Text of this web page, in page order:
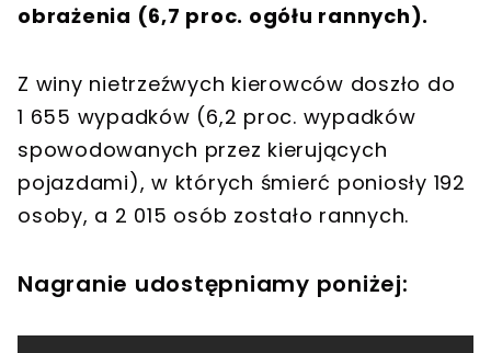
obrażenia (6,7 proc. ogółu rannych).
Z winy nietrzeźwych kierowców doszło do
1 655 wypadków (6,2 proc. wypadków
spowodowanych przez kierujących
pojazdami), w których śmierć poniosły 192
osoby, a 2 015 osób zostało rannych.
Nagranie udostępniamy poniżej: